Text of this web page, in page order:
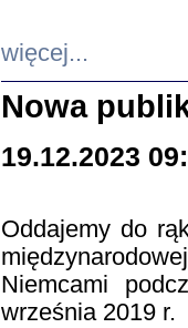
więcej...
Nowa
19.12.2023
Oddajemy do
Niemcami
września 2019 r.